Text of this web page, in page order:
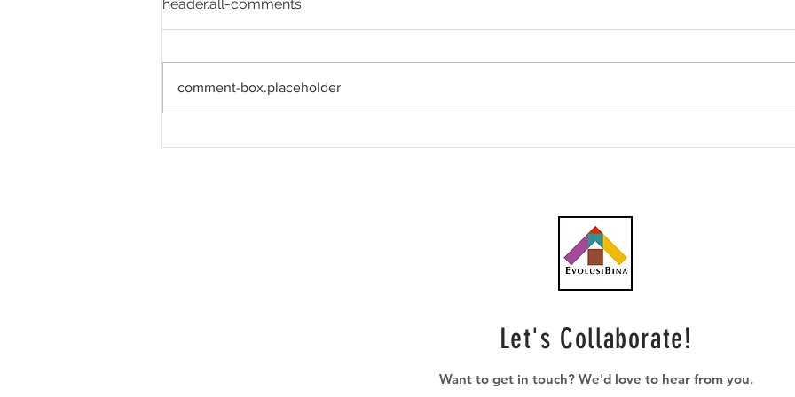
header.all-comments
comment-box.placeholder
Let's Collaborate!
Want to get in touch? We'd love to hear from you.